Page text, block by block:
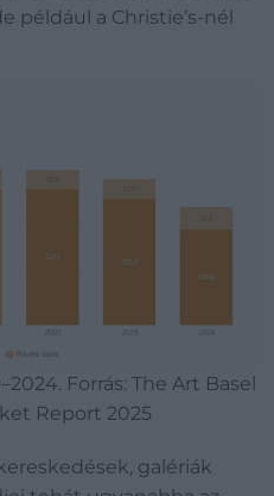
például a Christie’s-nél
Forrás: The Art Basel
Report 2025
galériák